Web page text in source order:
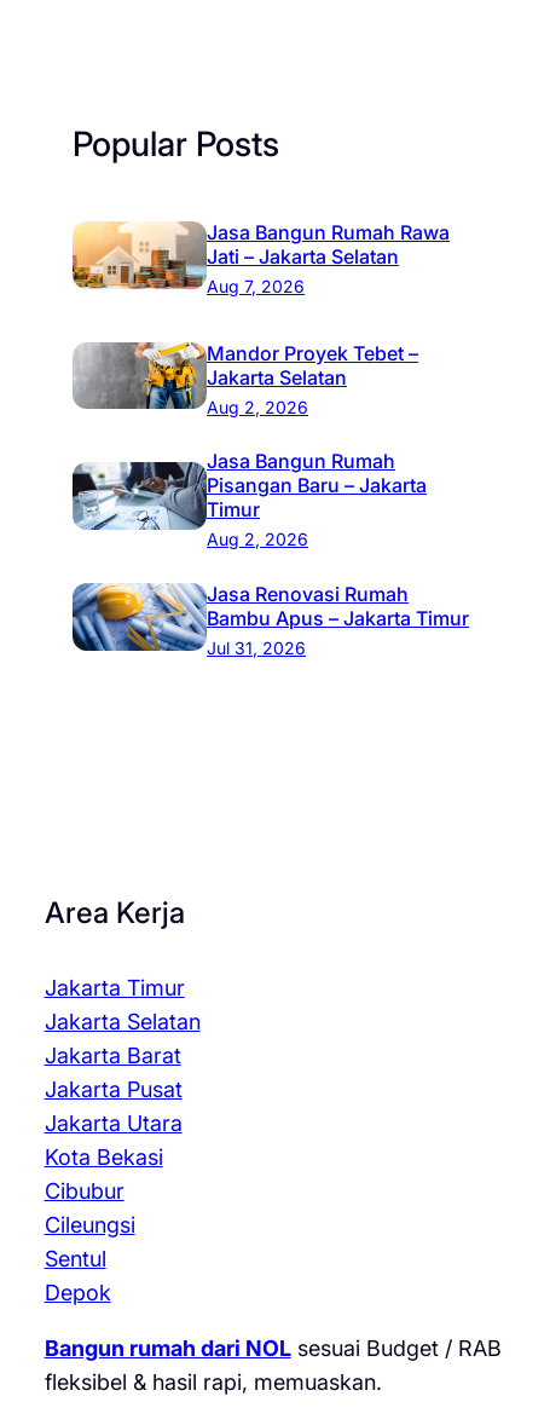
Popular Posts
Jasa Bangun Rumah Rawa
Jati – Jakarta Selatan
Aug 7, 2026
Mandor Proyek Tebet –
Jakarta Selatan
Aug 2, 2026
Jasa Bangun Rumah
Pisangan Baru – Jakarta
Timur
Aug 2, 2026
Jasa Renovasi Rumah
Bambu Apus – Jakarta Timur
Jul 31, 2026
Area Kerja
Jakarta Timur
Jakarta Selatan
Jakarta Barat
Jakarta Pusat
Jakarta Utara
Kota Bekasi
Cibubur
Cileungsi
Sentul
Depok
Bangun rumah dari NOLsesuai Budget / RAB
fleksibel & hasil rapi, memuaskan.